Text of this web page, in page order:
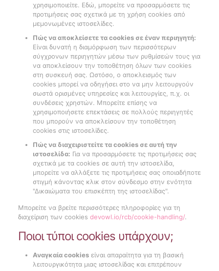
χρησιμοποιείτε. Εδώ, μπορείτε να προσαρμόσετε τις
προτιμήσεις σας σχετικά με τη χρήση cookies από
μεμονωμένες ιστοσελίδες.
Πώς να αποκλείσετε τα cookies σε έναν περιηγητή:
Είναι δυνατή η διαμόρφωση των περισσότερων
σύγχρονων περιηγητών μέσω των ρυθμίσεών τους για
να αποκλείσουν την τοποθέτηση όλων των cookies
στη συσκευή σας. Ωστόσο, ο αποκλεισμός των
cookies μπορεί να οδηγήσει στο να μην λειτουργούν
σωστά ορισμένες υπηρεσίες και λειτουργίες, π.χ. οι
συνδέσεις χρηστών. Μπορείτε επίσης να
χρησιμοποιήσετε επεκτάσεις σε πολλούς περιηγητές
που μπορούν να αποκλείσουν την τοποθέτηση
cookies στις ιστοσελίδες.
Πώς να διαχειριστείτε τα cookies σε αυτή την
ιστοσελίδα: Για να προσαρμόσετε τις προτιμήσεις σας
σχετικά με τα cookies σε αυτή την ιστοσελίδα,
μπορείτε να αλλάξετε τις προτιμήσεις σας οποιαδήποτε
στιγμή κάνοντας κλικ στον σύνδεσμο στην ενότητα
"Δικαιώματα του επισκέπτη της ιστοσελίδας".
Μπορείτε να βρείτε περισσότερες πληροφορίες για τη
διαχείριση των cookies devowl.io/rcb/cookie-handling/.
Ποιοι τύποι cookies υπάρχουν;
Αναγκαία cookiesείναι απαραίτητα για τη βασική
λειτουργικότητα μιας ιστοσελίδας και επιτρέπουν